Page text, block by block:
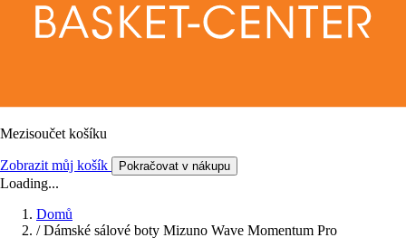
Mezisoučet košíku
Zobrazit můj košík Pokračovat v nákupu
Loading...
Domů
/ Dámské sálové boty Mizuno Wave Momentum Pro